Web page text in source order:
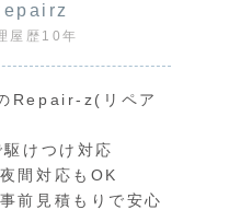
屋歴10年
Repair-z(リペア
けつけ対応
間対応もOK
前見積もりで安心